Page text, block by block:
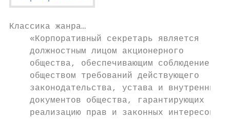
Классика жанра…
    «Корпоративный секретарь является
    должностным лицом акционерного
    общества, обеспечивающим соблюдение
    обществом требований действующего
    законодательства, устава и внутренних
    документов общества, гарантирующих
    реализацию прав и законных интересов